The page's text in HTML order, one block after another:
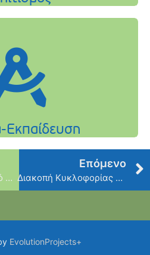
Επιχορήγηση για «Ιερό Ναό Αγίου Γεωργίου»
Επόμενο
Διακοπή Κυκλοφορίας στο Νέο Ψυχικό
EvolutionProjects+